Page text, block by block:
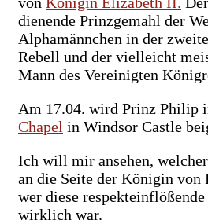
dienende Prinzgemahl der
Alphamännchen in der
Rebell und der vielleicht
Mann des Vereinigten
Am 17.04. wird Prinz Philip
Chapel in Windsor Castle
Ich will mir ansehen,
an die Seite der Königin von
wer diese
wirklich war.